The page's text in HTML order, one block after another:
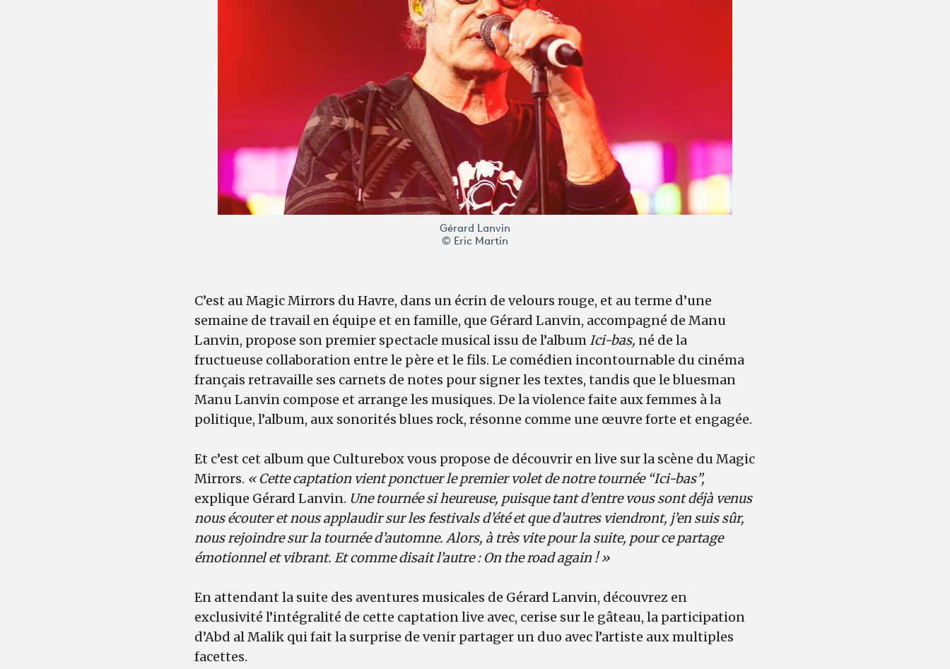
Gérard Lanvin
© Eric Martin
C’est au Magic Mirrors du Havre, dans un écrin de velours rouge, et au terme d’une
semaine de travail en équipe et en famille, que Gérard Lanvin, accompagné de Manu
Lanvin, propose son premier spectacle musical issu de l’albumIci-bas, né de la
fructueuse collaboration entre le père et le fils. Le comédien incontournable du cinéma
français retravaille ses carnets de notes pour signer les textes, tandis que le bluesman
Manu Lanvin compose et arrange les musiques. De la violence faite aux femmes à la
politique, l’album, aux sonorités blues rock, résonne comme une œuvre forte et engagée.
Et c’est cet album que Culturebox vous propose de découvrir en live sur la scène du Magic
Mirrors. « Cette captation vient ponctuer le premier volet de notre tournée “Ici-bas”,
explique Gérard Lanvin. Une tournéesi heureuse, puisque tant d’entre vous sont déjà venus
nous écouter et nous applaudir sur les festivals d’été et que d’autres viendront, j’en suis sûr,
nous rejoindre sur la tournée d’automne. Alors, à très vite pour la suite, pour ce partage
émotionnel et vibrant. Et comme disait l’autre : On the road again ! »
En attendant la suite des aventures musicales de Gérard Lanvin, découvrez en
exclusivité l’intégralité de cette captation live avec, cerise sur le gâteau, la participation
d’Abd al Malik qui fait la surprise de venir partager un duo avec l’artiste aux multiples
facettes.